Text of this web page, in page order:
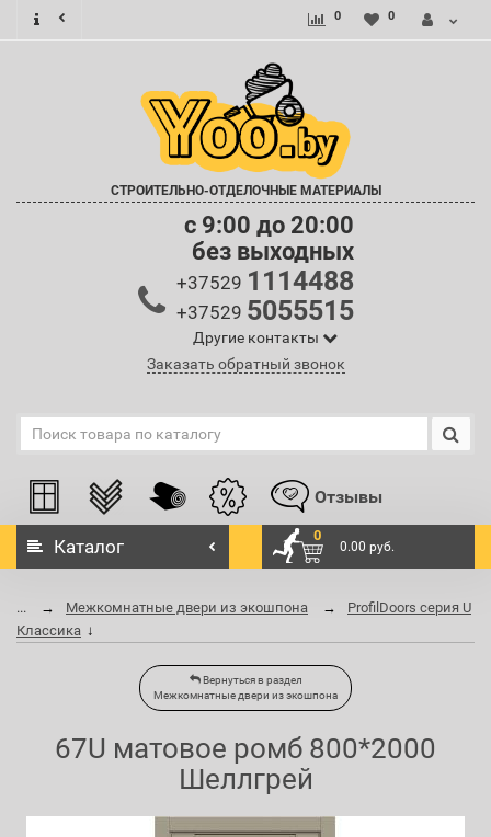
0 0
СТРОИТЕЛЬНО-ОТДЕЛОЧНЫЕ МАТЕРИАЛЫ
c 9:00 до 20:00
без выходных
+37529 1114488
+37529 5055515
Другие контакты
Заказать обратный звонок
Отзывы
Каталог
0
0.00 руб.
... Межкомнатные двери из экошпона
ProfilDoors серия U
Классика
Вернуться в раздел
Межкомнатные двери из экошпона
67U матовое ромб 800*2000
Шеллгрей